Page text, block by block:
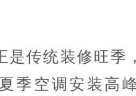
传统装修旺季
季空调安装高